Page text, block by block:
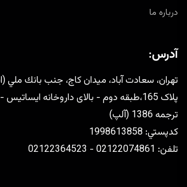
درباره ما
آدرس:
تهران، سعادت آباد، ميدان كاج، جنب بانك ملي
ترجمه 1386 (آلپ)
كدپستي: 1998613858
تلفن: 02122074861 - 02122364523